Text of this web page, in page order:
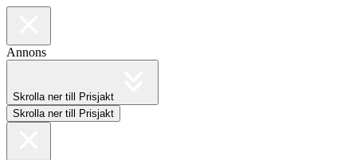
Annons
Skrolla ner till Prisjakt
Skrolla ner till Prisjakt